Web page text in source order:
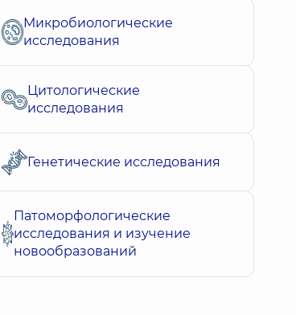
Микробиологические
исследования
Цитологические
исследования
Генетические исследования
Патоморфологические
исследования и изучение
новообразований